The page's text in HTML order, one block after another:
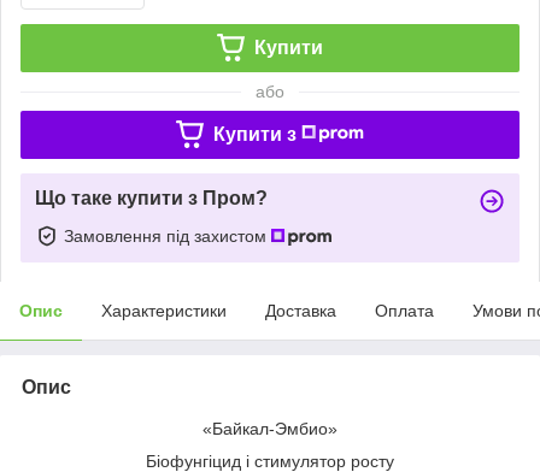
Купити
або
Купити з
Що таке купити з Пром?
Замовлення під захистом
Опис Характеристики Доставка Оплата Умови
Опис
«Байкал-Эмбио»
Біофунгіцид і стимулятор росту